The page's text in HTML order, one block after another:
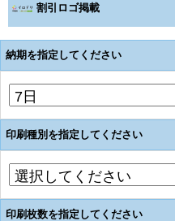
割引ロゴ掲載
納期を指定してください
印刷種別を指定してください
印刷枚数を指定してください